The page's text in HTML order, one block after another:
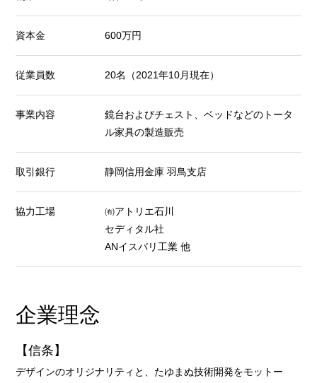
資本金 600万円
従業員数 20名（2021年10月現在）
事業内容
鏡台およびチェスト、ベッドなどのトータ
ル家具の製造販売
取引銀行 静岡信用金庫 羽鳥支店
協力工場
㈲アトリエ石川
セディタル社
ANイスバリ工業 他
企業理念
【信条】
デザインのオリジナリティと、たゆまぬ技術開発をモットー